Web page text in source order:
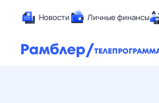
Новости Личные финансы